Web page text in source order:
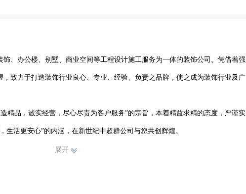
、办公楼、别墅、商业空间等工程设计施工服务为一体的装饰公司。凭借着强
致力于打造装饰行业良心、专业、经验、负责之品牌，使之成为装饰行业及广
生活更安心”的内涵，在新世纪中超群公司与您共创辉煌。
展开